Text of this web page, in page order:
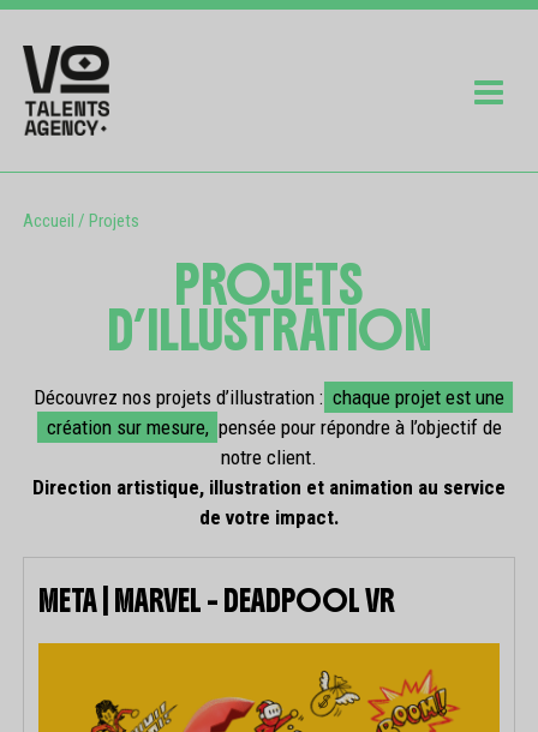
Accueil / Projets
PROJETS
D’ILLUSTRATION
Découvrez nos projets d’illustration : chaque projet est une
création sur mesure, pensée pour répondre à l’objectif de
notre client.
Direction artistique, illustration et animation au service
de votre impact.
META | MARVEL – DEADPOOL VR